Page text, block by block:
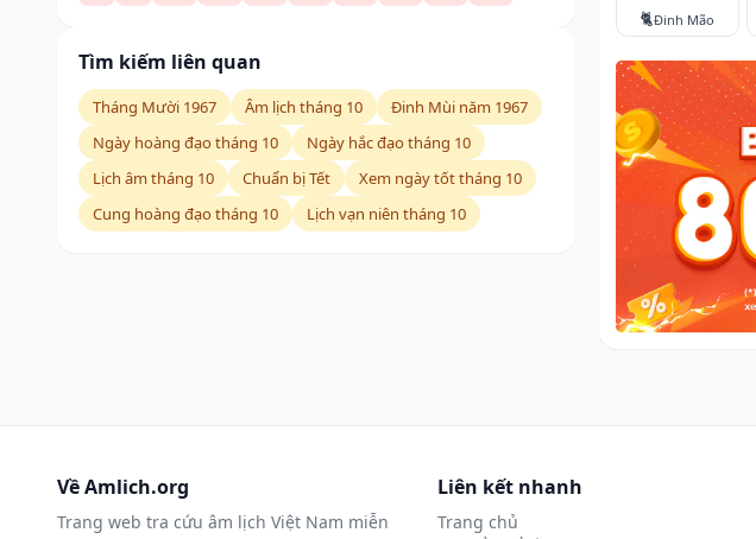
Tìm kiếm liên quan
Tháng Mười 1967 Âm lịch tháng 10
Đinh Mùi năm 1967
Ngày hoàng đạo tháng 10
Ngày hắc đạo tháng 10
Lịch âm tháng 10
Chuẩn bị Tết
Xem ngày tốt tháng 10
Cung hoàng đạo tháng 10
Lịch vạn niên tháng 10
🐈Đinh Mão
Về Amlich.org
Trang web tra cứu âm lịch Việt Nam miễn
Liên kết nhanh
Trang chủ